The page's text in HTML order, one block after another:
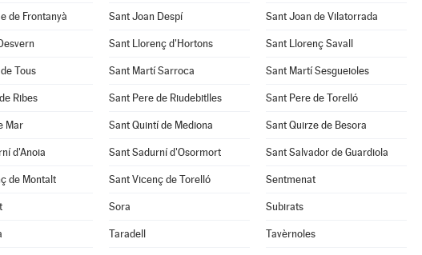
de Frontanyà Sant Joan Despí Sant Joan de Vilatorrada
Sant Llorenç d'Hortons Sant Llorenç Savall
Tous Sant Martí Sarroca Sant Martí Sesgueioles
Ribes Sant Pere de Riudebitlles Sant Pere de Torelló
Mar Sant Quintí de Mediona Sant Quirze de Besora
d'Anoia Sant Sadurní d'Osormort Sant Salvador de Guardiola
de Montalt Sant Vicenç de Torelló Sentmenat
Sora Subirats
Taradell Tavèrnoles